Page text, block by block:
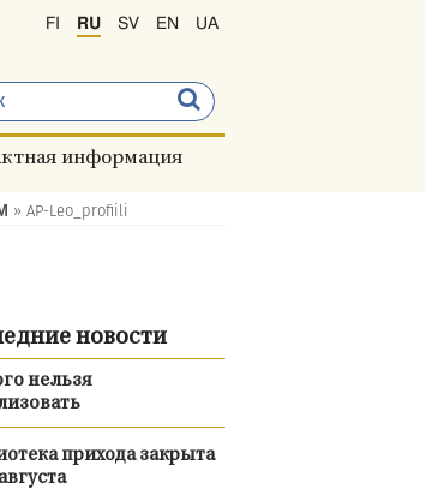
FI RU SV EN UA
информация
» AP-Leo_profiili
новости
нельзя
прихода закрыта